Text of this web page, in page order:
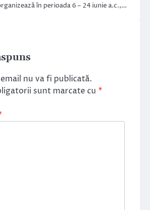
în perioada 6 – 24 iunie a.c.,…
nu va fi publicată.
sunt marcate cu *